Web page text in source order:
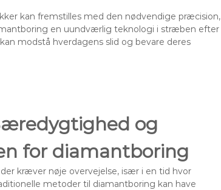
kan fremstilles med den nødvendige præcision,
en uundværlig teknologi i stræben efter
modstå hverdagens slid og bevare deres
og
for diamantboring
kræver nøje overvejelse, især i en tid hvor
metoder til diamantboring kan have